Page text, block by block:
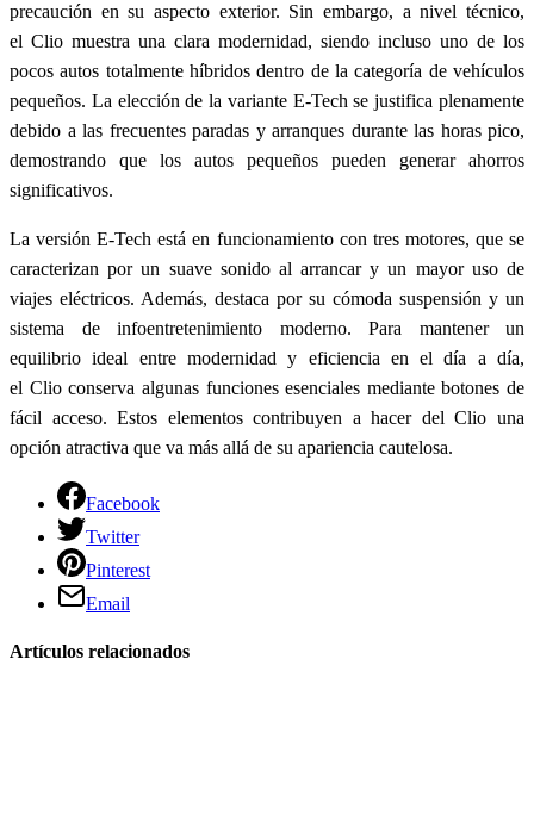
precaución en su aspecto exterior. Sin embargo, a nivel técnico,
el Clio muestra una clara modernidad, siendo incluso uno de los
pocos autos totalmente híbridos dentro de la categoría de vehículos
pequeños. La elección de la variante E-Tech se justifica plenamente
debido a las frecuentes paradas y arranques durante las horas pico,
demostrando que los autos pequeños pueden generar ahorros
significativos.
La versión E-Tech está en funcionamiento con tres motores, que se
caracterizan por un suave sonido al arrancar y un mayor uso de
viajes eléctricos. Además, destaca por su cómoda suspensión y un
sistema de infoentretenimiento moderno. Para mantener un
equilibrio ideal entre modernidad y eficiencia en el día a día,
el Clio conserva algunas funciones esenciales mediante botones de
fácil acceso. Estos elementos contribuyen a hacer del Clio una
opción atractiva que va más allá de su apariencia cautelosa.
Facebook
Twitter
Pinterest
Email
Artículos relacionados